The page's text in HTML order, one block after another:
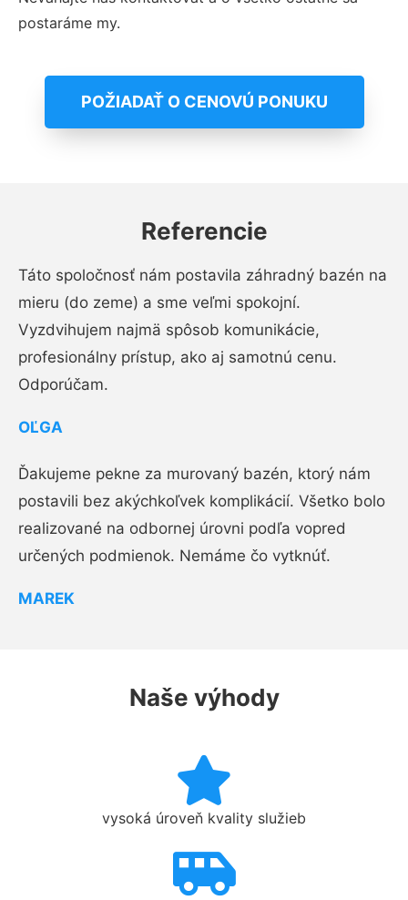
postaráme my.
POŽIADAŤ O CENOVÚ PONUKU
Referencie
Táto spoločnosť nám postavila záhradný bazén na
mieru (do zeme) a sme veľmi spokojní.
Vyzdvihujem najmä spôsob komunikácie,
profesionálny prístup, ako aj samotnú cenu.
Odporúčam.
OĽGA
Ďakujeme pekne za murovaný bazén, ktorý nám
postavili bez akýchkoľvek komplikácií. Všetko bolo
realizované na odbornej úrovni podľa vopred
určených podmienok. Nemáme čo vytknúť.
MAREK
Naše výhody
vysoká úroveň kvality služieb